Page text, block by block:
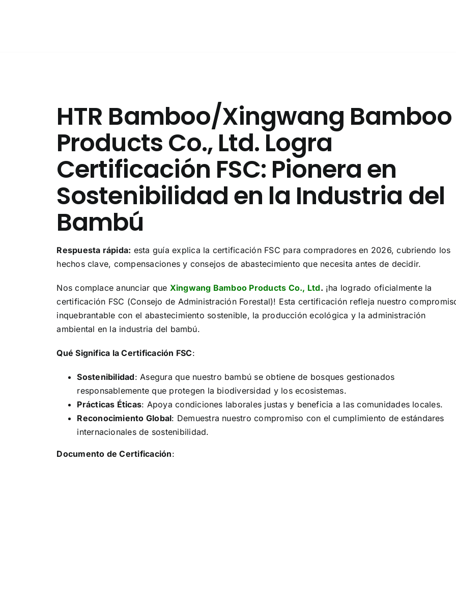
HTR Bamboo/Xingwang Bamboo
Products Co., Ltd. Logra
Certificación FSC: Pionera en
Sostenibilidad en la Industria del
Bambú
Respuesta rápida: esta guía explica la certificación FSC para compradores en 2026, cubriendo los
hechos clave, compensaciones y consejos de abastecimiento que necesita antes de decidir.
Nos complace anunciar que Xingwang Bamboo Products Co., Ltd. ¡ha logrado oficialmente la
certificación FSC (Consejo de Administración Forestal)! Esta certificación refleja nuestro
inquebrantable con el abastecimiento sostenible, la producción ecológica y la administración
ambiental en la industria del bambú.
Qué Significa la Certificación FSC:
Sostenibilidad: Asegura que nuestro bambú se obtiene de bosques gestionados
responsablemente que protegen la biodiversidad y los ecosistemas.
Prácticas Éticas: Apoya condiciones laborales justas y beneficia a las comunidades locales.
Reconocimiento Global: Demuestra nuestro compromiso con el cumplimiento de estándares
internacionales de sostenibilidad.
Documento de Certificación: